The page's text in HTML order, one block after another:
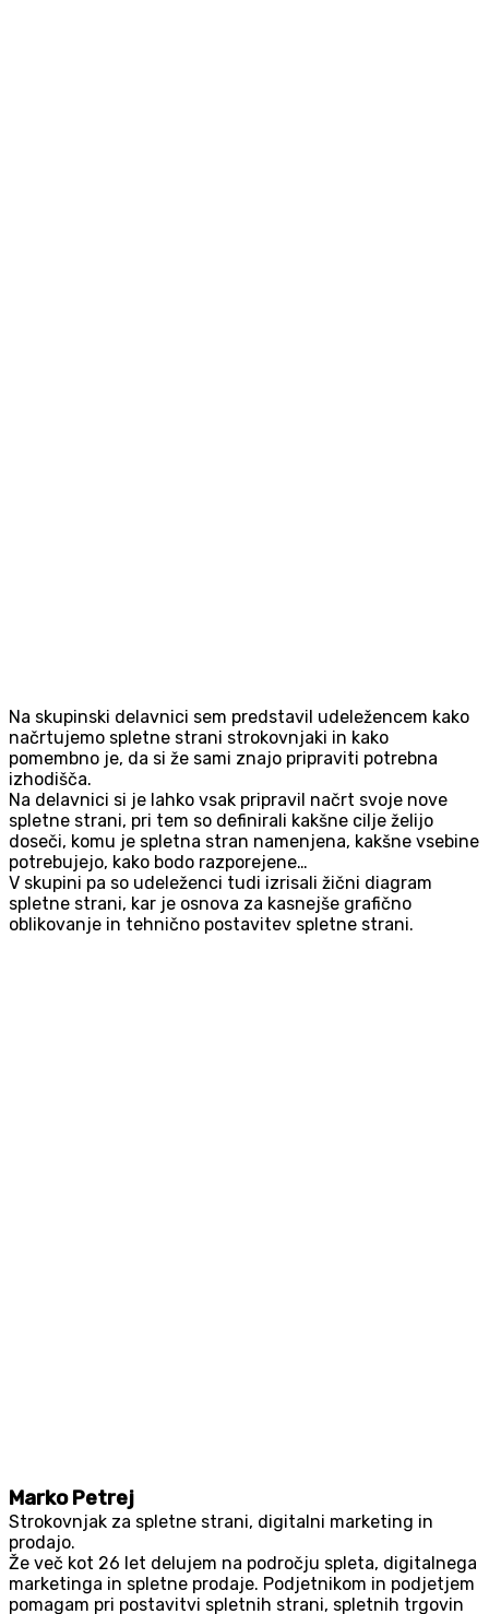
Na skupinski delavnici sem predstavil udeležencem kako
načrtujemo spletne strani strokovnjaki in kako
pomembno je, da si že sami znajo pripraviti potrebna
izhodišča.
Na delavnici si je lahko vsak pripravil načrt svoje nove
spletne strani, pri tem so definirali kakšne cilje želijo
doseči, komu je spletna stran namenjena, kakšne vsebine
potrebujejo, kako bodo razporejene…
V skupini pa so udeleženci tudi izrisali žični diagram
spletne strani, kar je osnova za kasnejše grafično
oblikovanje in tehnično postavitev spletne strani.
Marko Petrej
Strokovnjak za spletne strani, digitalni marketing in
prodajo.
Že več kot 26 let delujem na področju spleta, digitalnega
marketinga in spletne prodaje. Podjetnikom in podjetjem
pomagam pri postavitvi spletnih strani, spletnih trgovin